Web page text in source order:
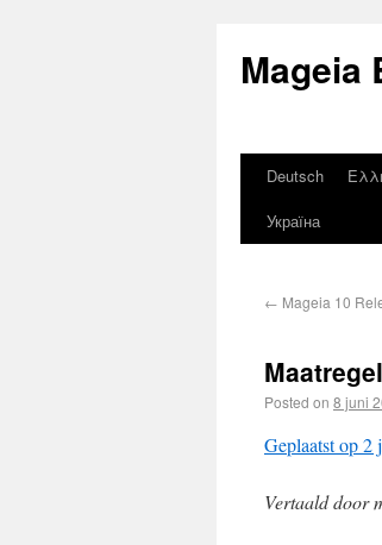
Mageia
Deutsch
Україна
← Mageia 10
Posted on 8 juni
Geplaatst op 2
Vertaald door